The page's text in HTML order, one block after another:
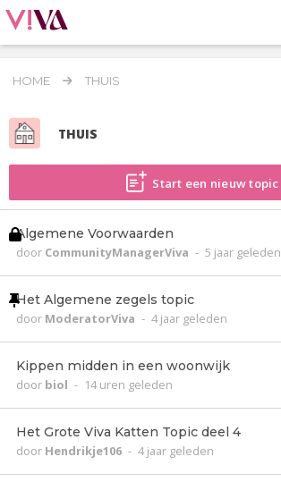
HOME THUIS
THUIS
Start een nieuw topic
Algemene Voorwaarden
door CommunityManagerViva - 5 jaar geleden
Het Algemene zegels topic
door ModeratorViva - 4 jaar geleden
Kippen midden in een woonwijk
door biol - 14 uren geleden
Het Grote Viva Katten Topic deel 4
door Hendrikje106 - 4 jaar geleden